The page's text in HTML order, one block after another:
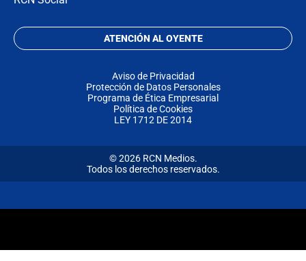
ATENCIÓN AL OYENTE
Aviso de Privacidad
Protección de Datos Personales
Programa de Ética Empresarial
Política de Cookies
LEY 1712 DE 2014
© 2026 RCN Medios.
Todos los derechos reservados.